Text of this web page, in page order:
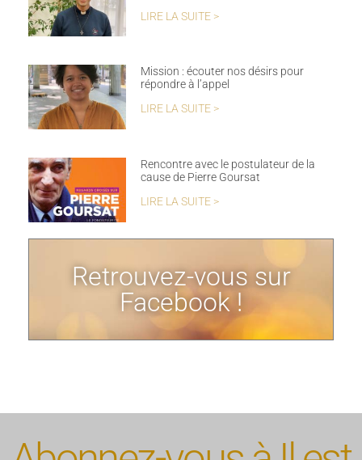
LIRE LA SUITE >
Mission : écouter nos désirs pour
répondre à l’appel
LIRE LA SUITE >
Rencontre avec le postulateur de la
cause de Pierre Goursat
LIRE LA SUITE >
Retrouvez-vous sur
Facebook !